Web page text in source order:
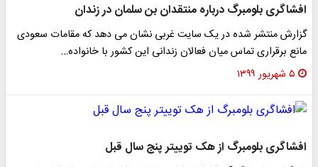
افشاگری بلومبرگ درباره منتقدان بن سلمان در زندان
گزارش منتشر شده در یک سایت غربی نشان می دهد که مقامات سعودی
مانع برقراری تماس میان فعالان زندانی این کشور با خانواده…
۵ شهریور ۱۳۹۹
افشاگری بلومبرگ از هک توییتر پنج سال قبل